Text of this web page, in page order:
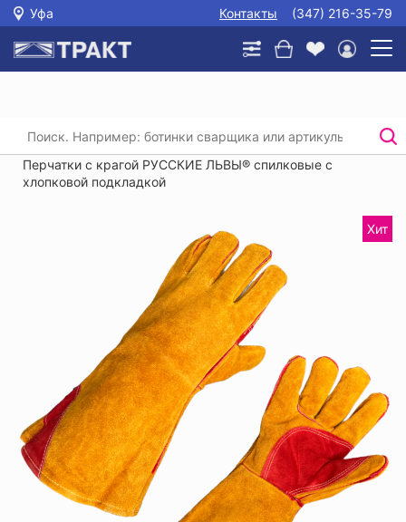
Уфа Контакты (347) 216-35-79
Главная / /
Купить перчатки рабочие кожаные
Перчатки с крагой РУССКИЕ ЛЬВЫ® спилковые с
хлопковой подкладкой
Хит